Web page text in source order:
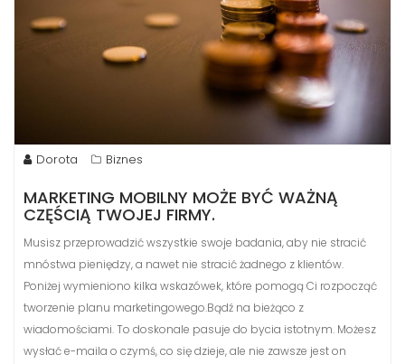
Dorota Biznes
MARKETING MOBILNY MOŻE BYĆ WAŻNĄ
CZĘŚCIĄ TWOJEJ FIRMY.
Musisz przeprowadzić wszystkie swoje badania, aby nie stracić
mnóstwa pieniędzy, a nawet nie stracić żadnego z klientów.
Poniżej wymieniono kilka wskazówek, które pomogą Ci rozpocząć
tworzenie planu marketingowego.Bądź na bieżąco z
wiadomościami. To doskonale pasuje do bycia istotnym. Możesz
wysłać e-maila o czymś, co się dzieje, ale nie zawsze jest on